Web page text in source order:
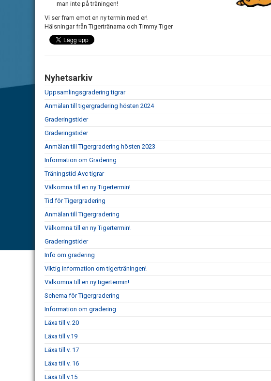
man inte på träningen!
Vi ser fram emot en ny termin med er!
Hälsningar från Tigertränarna och Timmy Tiger
Nyhetsarkiv
Uppsamlingsgradering tigrar
Anmälan till tigergradering hösten 2024
Graderingstider
Graderingstider
Anmälan till Tigergradering hösten 2023
Information om Gradering
Träningstid Avc tigrar
Välkomna till en ny Tigertermin!
Tid för Tigergradering
Anmälan till Tigergradering
Välkomna till en ny Tigertermin!
Graderingstider
Info om gradering
Viktig information om tigerträningen!
Välkomna till en ny tigertermin!
Schema för Tigergradering
Information om gradering
Läxa till v. 20
Läxa till v.19
Läxa till v. 17
Läxa till v. 16
Läxa till v.15